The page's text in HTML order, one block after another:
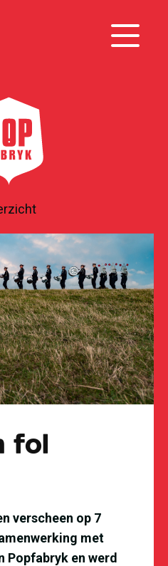
fol
verscheen op 7
met
Popfabryk en werd